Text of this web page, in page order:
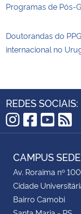
Programas de Pós-
Doutorandas do
internacional no
REDES SOCIAIS:
Instagram
CAMPUS SEDE
Av. Roraima nº
Cidade
Bairro Camobi